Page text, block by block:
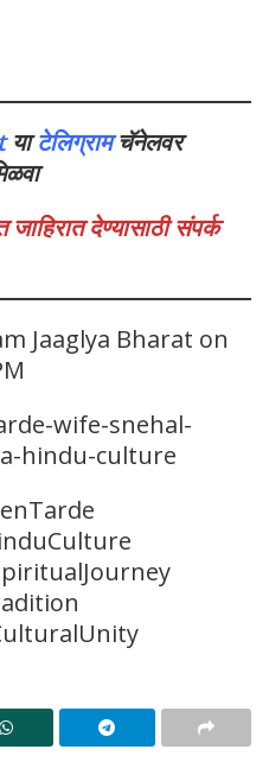
याटेलिग्रामचॅनेलवर
देण्यासाठी संपर्क
Jaaglya Bharat on
wife-snehal-
hindu-culture